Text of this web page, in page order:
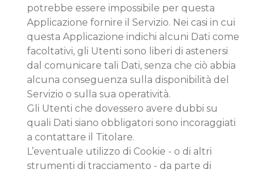
potrebbe essere impossibile per questa
Applicazione fornire il Servizio. Nei casi in cui
questa Applicazione indichi alcuni Dati come
facoltativi, gli Utenti sono liberi di astenersi
dal comunicare tali Dati, senza che ciò abbia
alcuna conseguenza sulla disponibilità del
Servizio o sulla sua operatività.
Gli Utenti che dovessero avere dubbi su
quali Dati siano obbligatori sono incoraggiati
a contattare il Titolare.
L’eventuale utilizzo di Cookie - o di altri
strumenti di tracciamento - da parte di